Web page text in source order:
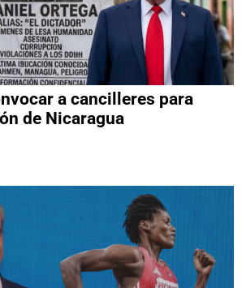
a cancilleres para
de Nicaragua